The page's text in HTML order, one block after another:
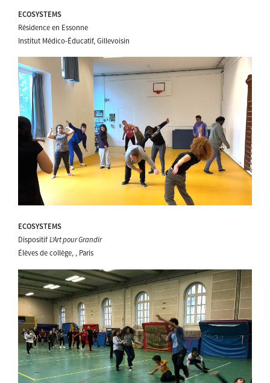
ECOSYSTEMS
Résidence en Essonne
Institut Médico-Éducatif, Gillevoisin
ECOSYSTEMS
Dispositif L'Art pour Grandir
Élèves de collège, , Paris